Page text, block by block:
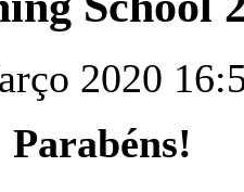
2020
Parabéns!